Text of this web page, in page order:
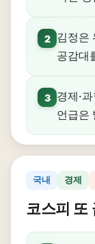
2
김정은
공감대
3
경제·
언급은
국내 경제
코스피 또